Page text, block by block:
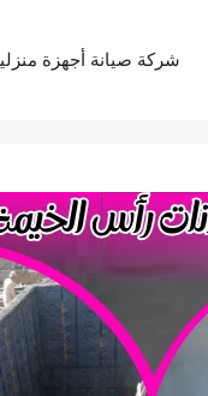
شركة صيانة أجهزة منزلية | 17674_ أتصل الأن – أون